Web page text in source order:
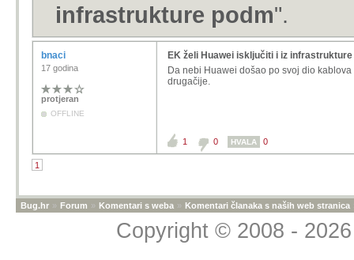
infrastrukture podm".
bnaci
17 godina
protjeran
OFFLINE
EK želi Huawei isključiti i iz
Da nebi Huawei došao po svoj dio
drugačije.
1 0 HVALA 0
1
Bug.hr » Forum » Komentari s weba » Komentari članaka s naših web stranica
Copyright © 2008 -